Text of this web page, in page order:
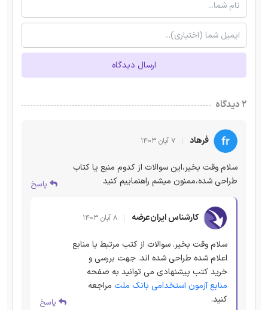
ارسال دیدگاه
۲ دیدگاه
فرهاد ۷ آبان ۱۴۰۳
سلام وقت بخیر،این سوالات از کدوم منبع یا کتاب
طراحی شده،ممنون میشم راهنماییم کنید
پاسخ
کارشناس ایران‌عرضه ۸ آبان ۱۴۰۳
سلام وقت بخیر. سوالات از کتب مرتبط با منابع
اعلام شده طراحی شده اند. جهت بررسی و
خرید کتب پیشنهادی می توانید به صفحه
منابع آزمون استخدامی بانک ملت مراجعه
کنید.
پاسخ